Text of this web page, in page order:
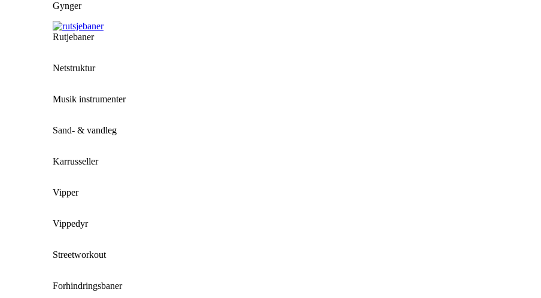
Gynger
Rutjebaner
Netstruktur
Musik instrumenter
Sand- & vandleg
Karrusseller
Vipper
Vippedyr
Streetworkout
Forhindringsbaner